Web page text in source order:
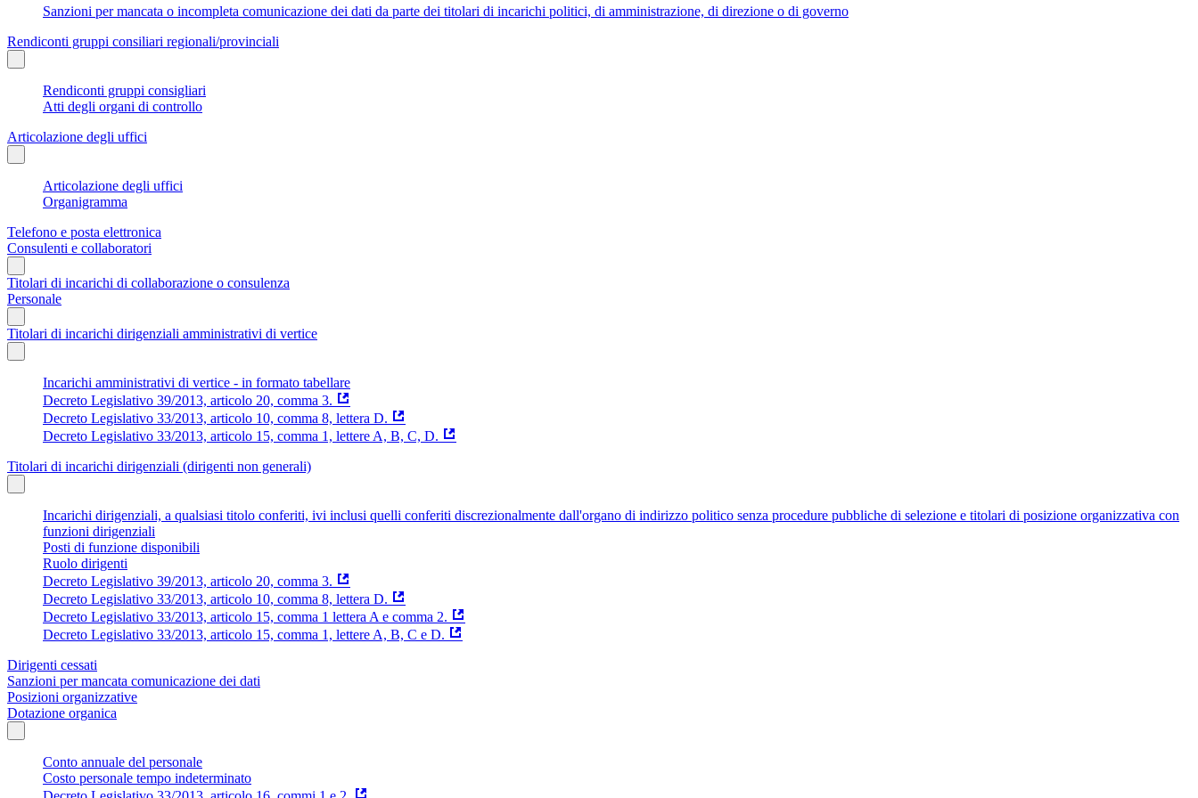
Sanzioni per mancata o incompleta comunicazione dei dati da parte dei titolari di incarichi politici, di amministrazione, di direzione o di governo
Rendiconti gruppi consiliari regionali/provinciali
Rendiconti gruppi consigliari
Atti degli organi di controllo
Articolazione degli uffici
Articolazione degli uffici
Organigramma
Telefono e posta elettronica
Consulenti e collaboratori
Titolari di incarichi di collaborazione o consulenza
Personale
Titolari di incarichi dirigenziali amministrativi di vertice
Incarichi amministrativi di vertice - in formato tabellare
Decreto Legislativo 39/2013, articolo 20, comma 3.
Decreto Legislativo 33/2013, articolo 10, comma 8, lettera D.
Decreto Legislativo 33/2013, articolo 15, comma 1, lettere A, B, C, D.
Titolari di incarichi dirigenziali (dirigenti non generali)
Incarichi dirigenziali, a qualsiasi titolo conferiti, ivi inclusi quelli conferiti discrezionalmente dall'organo di indirizzo politico senza procedure pubbliche di selezione e titolari di posizione organizzativa con
funzioni dirigenziali
Posti di funzione disponibili
Ruolo dirigenti
Decreto Legislativo 39/2013, articolo 20, comma 3.
Decreto Legislativo 33/2013, articolo 10, comma 8, lettera D.
Decreto Legislativo 33/2013, articolo 15, comma 1 lettera A e comma 2.
Decreto Legislativo 33/2013, articolo 15, comma 1, lettere A, B, C e D.
Dirigenti cessati
Sanzioni per mancata comunicazione dei dati
Posizioni organizzative
Dotazione organica
Conto annuale del personale
Costo personale tempo indeterminato